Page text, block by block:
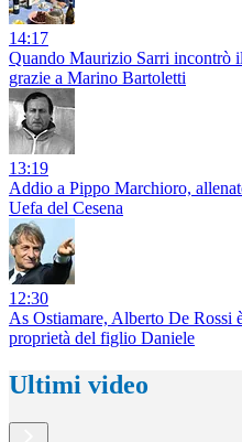
14:17
Quando Maurizio Sarri incontrò
grazie a Marino Bartoletti
13:19
Addio a Pippo Marchioro,
Uefa del Cesena
12:30
As Ostiamare, Alberto De Rossi
proprietà del figlio Daniele
Ultimi video